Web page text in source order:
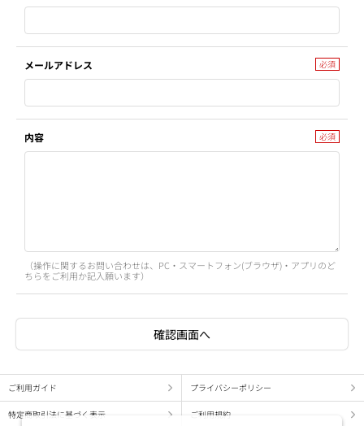
メールアドレス
内容
（操作に関するお問い合わせは、PC・スマートフォン(ブラウザ)・アプリのど
ちらをご利用か記入願います）
ご利用ガイド プライバシーポリシー
特定商取引法に基づく表示 ご利用規約